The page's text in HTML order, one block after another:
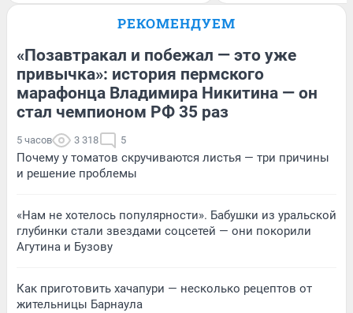
РЕКОМЕНДУЕМ
«Позавтракал и побежал — это уже
привычка»: история пермского
марафонца Владимира Никитина — он
стал чемпионом РФ 35 раз
5 часов 3 318 5
Почему у томатов скручиваются листья — три причины
и решение проблемы
«Нам не хотелось популярности». Бабушки из уральской
глубинки стали звездами соцсетей — они покорили
Агутина и Бузову
Как приготовить хачапури — несколько рецептов от
жительницы Барнаула